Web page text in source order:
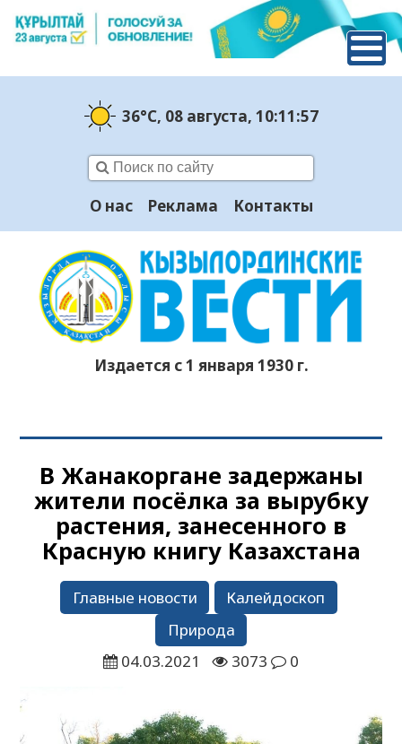
36°C, 08 августа, 10:11:57
О нас Реклама Контакты
Издается с 1 января 1930 г.
В Жанакоргане задержаны
жители посёлка за вырубку
растения, занесенного в
Красную книгу Казахстана
Главные новости
Калейдоскоп
Природа
04.03.2021
3073 0